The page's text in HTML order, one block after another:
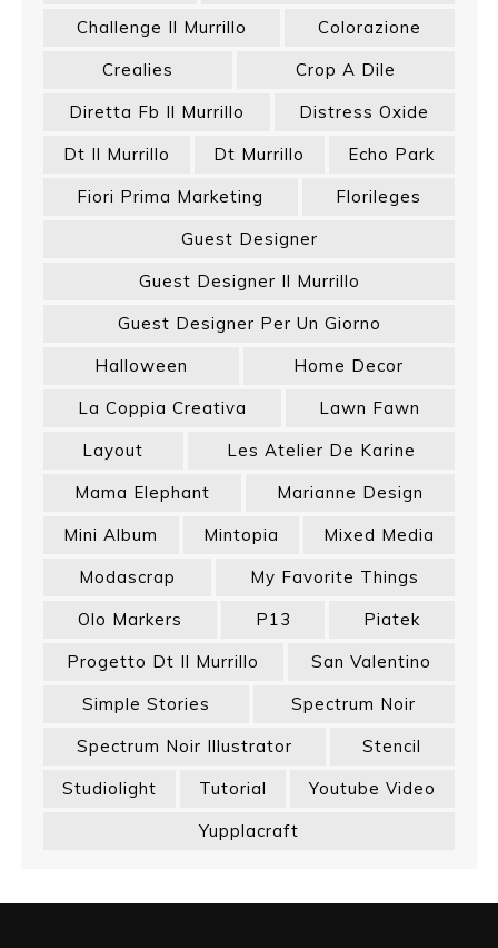
Challenge Il Murrillo
Colorazione
Crealies
Crop A Dile
Diretta Fb Il Murrillo
Distress Oxide
Dt Il Murrillo
Dt Murrillo
Echo Park
Fiori Prima Marketing
Florileges
Guest Designer
Guest Designer Il Murrillo
Guest Designer Per Un Giorno
Halloween
Home Decor
La Coppia Creativa
Lawn Fawn
Layout
Les Atelier De Karine
Mama Elephant
Marianne Design
Mini Album
Mintopia
Mixed Media
Modascrap
My Favorite Things
Olo Markers
P13
Piatek
Progetto Dt Il Murrillo
San Valentino
Simple Stories
Spectrum Noir
Spectrum Noir Illustrator
Stencil
Studiolight
Tutorial
Youtube Video
Yupplacraft